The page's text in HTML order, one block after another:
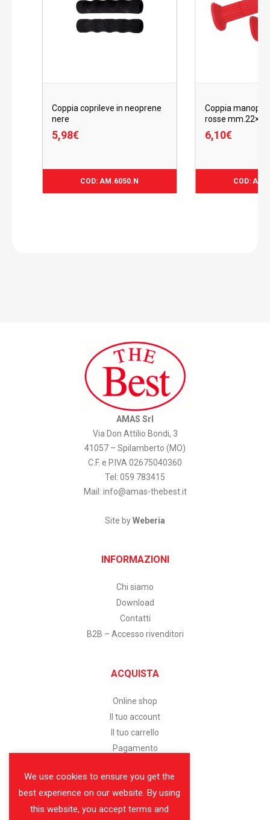
Coppia coprileve in neoprene
nere
5,98€
COD: AM.6050.N
5,98€
Coppia
rosse mm.22×24
6,10€
COD:
€
AMAS Srl
Via Don Attilio Bondi, 3
41057 – Spilamberto (MO)
C.F. e P.IVA 02675040360
Tel: 059 783415
Mail: info@amas-thebest.it
Site byWeberia
INFORMAZIONI
Chi siamo
Download
Contatti
B2B – Accesso rivenditori
ACQUISTA
Online shop
Il tuo account
Il tuo carrello
Pagamento
SERVIZIO CLIENTI
Assistenza clienti
We use cookies to ensure you get the
best experience on our website. By using
this website, you accept terms and